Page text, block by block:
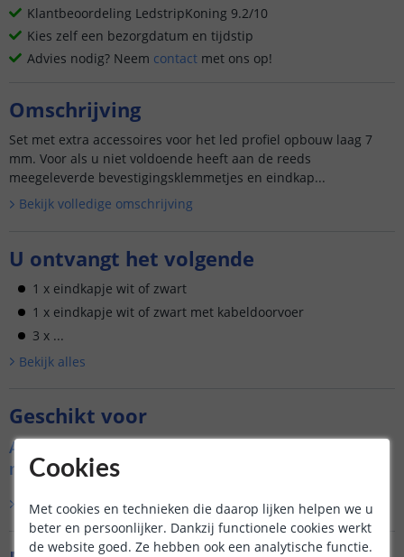
Klantbeoordeling LedstripKoning 9.2/10
Kies zelf een bezorgdatum en tijdstip
Advies nodig? Neem contact met ons op!
Omschrijving
Set met extra accessoires voor het led profiel opbouw laag 7
mm. Voor als u niet voldoende heeft aan de reeds
meegeleverde bevestigingsklemmetjes en eindkap...
Bekijk volledige omschrijving
U ontvangt het volgende
1 x eindkapje wit of zwart
1 x eindkapje wit of zwart met kabeldoorvoer
3 x ...
Bekijk alles
Geschikt voor
Accessoire set voor Led profiel opbouw laag 7
mm slim line
Lees verder
Cookies
Met cookies en technieken die daarop lijken helpen we u
beter en persoonlijker. Dankzij functionele cookies werkt
de website goed. Ze hebben ook een analytische functie.